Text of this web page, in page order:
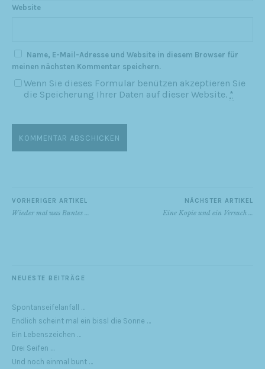
Website
Name, E-Mail-Adresse und Website in diesem Browser für
meinen nächsten Kommentar speichern.
Wenn Sie dieses Formular benützen akzeptieren Sie
die Speicherung Ihrer Daten auf dieser Website. *
VORHERIGER ARTIKEL
Wieder mal was Buntes …
NÄCHSTER ARTIKEL
Eine Kopie und ein Versuch …
NEUESTE BEITRÄGE
Spontanseifelanfall …
Endlich scheint mal ein bissl die Sonne …
Ein Lebenszeichen …
Drei Seifen …
Und noch einmal bunt …